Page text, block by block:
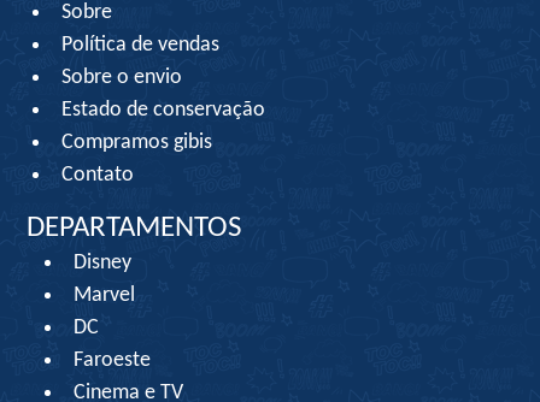
Sobre
Política de vendas
Sobre o envio
Estado de conservação
Compramos gibis
Contato
DEPARTAMENTOS
Disney
Marvel
DC
Faroeste
Cinema e TV